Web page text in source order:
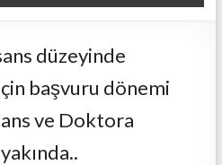
düzeyinde
başvuru dönemi
ve Doktora